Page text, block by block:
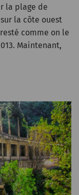
la plage de
la côte ouest
comme on le
Maintenant,